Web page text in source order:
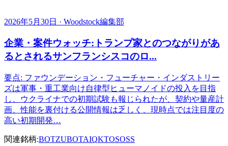
2026年5月30日 · Woodstock編集部
企業・案件ウォッチ:トランプ家とのつながりがあ
るとされるサンフランシスコのロ...
要点: ファウンデーション・フューチャー・インダストリー
ズは軍事・重工業向け自律型ヒューマノイドの投入を目指
し、ウクライナでの初期試験も報じられたが、契約や量産計
画、性能を裏付ける公開情報は乏しく、現時点では注目度の
高い初期開発…
関連銘柄:BOTZUBOTAIQKTOSOSS